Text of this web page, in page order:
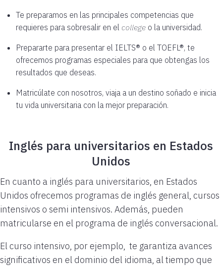
Te preparamos en las principales competencias que
requieres para sobresalir en el college o la universidad.
Prepararte para presentar el IELTS® o el TOEFL®, te
ofrecemos programas especiales para que obtengas los
resultados que deseas.
Matricúlate con nosotros, viaja a un destino soñado e inicia
tu vida universitaria con la mejor preparación.
Inglés para universitarios en Estados
Unidos
En cuanto a inglés para universitarios, en Estados
Unidos ofrecemos programas de inglés general, cursos
intensivos o semi intensivos. Además, pueden
matricularse en el programa de inglés conversacional.
El curso intensivo, por ejemplo, te garantiza avances
significativos en el dominio del idioma, al tiempo que